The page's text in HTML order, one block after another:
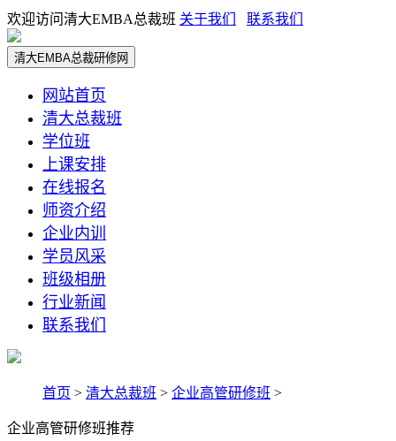
欢迎访问清大EMBA总裁班 关于我们 联系我们
清大EMBA总裁研修网
网站首页
清大总裁班
学位班
上课安排
在线报名
师资介绍
企业内训
学员风采
班级相册
行业新闻
联系我们
首页 > 清大总裁班 > 企业高管研修班 >
企业高管研修班推荐